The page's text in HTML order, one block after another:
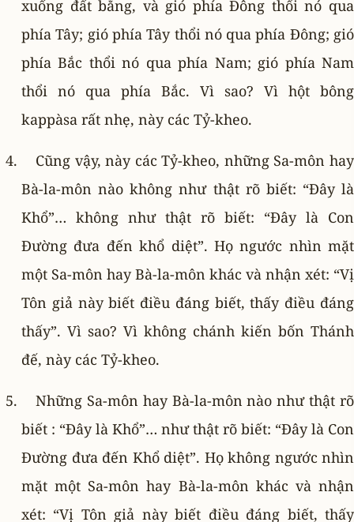
xuống đất bằng, và gió phía Ðông thổi nó qua
phía Tây; gió phía Tây thổi nó qua phía Ðông; gió
phía Bắc thổi nó qua phía Nam; gió phía Nam
thổi nó qua phía Bắc. Vì sao? Vì hột bông
kappàsa rất nhẹ, này các Tỷ-kheo.
Cũng vậy, này các Tỷ-kheo, những Sa-môn hay
Bà-la-môn nào không như thật rõ biết: “Ðây là
Khổ”… không như thật rõ biết: “Ðây là Con
Ðường đưa đến khổ diệt”. Họ ngước nhìn mặt
một Sa-môn hay Bà-la-môn khác và nhận xét: “Vị
Tôn giả này biết điều đáng biết, thấy điều đáng
thấy”. Vì sao? Vì không chánh kiến bốn Thánh
đế, này các Tỷ-kheo.
Những Sa-môn hay Bà-la-môn nào như thật rõ
biết : “Ðây là Khổ”… như thật rõ biết: “Ðây là Con
Ðường đưa đến Khổ diệt”. Họ không ngước nhìn
mặt một Sa-môn hay Bà-la-môn khác và nhận
xét: “Vị Tôn giả này biết điều đáng biết, thấy